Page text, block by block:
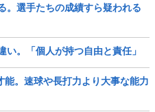
。選手たちの成績すら疑われる
。「個人が持つ自由と責任」
。速球や長打力より大事な能力